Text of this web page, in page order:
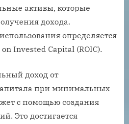
активы, которые
дохода.
определяется
Invested Capital (ROIC).
доход от
при минимальных
с помощью создания
Это достигается